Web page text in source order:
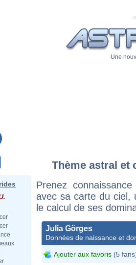
Une
Thème astral et
Prenez
avec sa carte du ciel,
le calcul de ses
Julia Görges
Données de naissance et
Ajouter aux favoris (5